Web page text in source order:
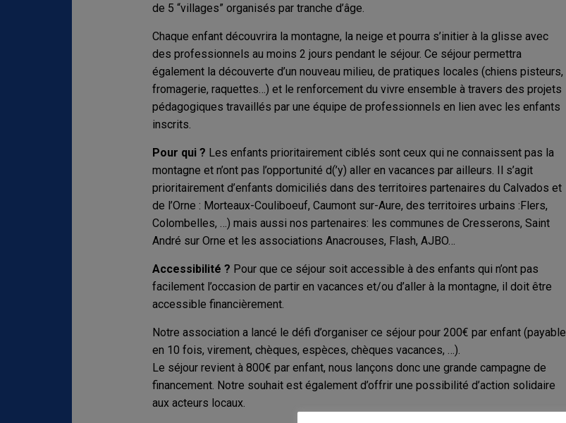
de 5 “villages” organisés par tranche d’âge.
Chaque enfant découvrira la montagne, la neige et pourra s’initier à la glisse avec
des professionnels au moins 2 jours pendant le séjour. Ce séjour permettra
également la découverte d’un nouveau milieu, de pratiques locales (chiens pisteurs,
fromagerie, raquettes…) et le renforcement du vivre ensemble à travers des projets
pédagogiques travaillés par une équipe de professionnels en lien avec les enfants
inscrits.
Pour qui ? Les enfants prioritairement ciblés sont ceux qui ne connaissent pas la
montagne et n’ont pas l’opportunité d(’y) aller en vacances par ailleurs. Il s’agit
prioritairement d’enfants domiciliés dans des territoires partenaires du Calvados et
de l’Orne : Morteaux-Couliboeuf, Caumont sur-Aure, des territoires urbains :Flers,
Colombelles, …) mais aussi nos partenaires: les communes de Cresserons, Saint
André sur Orne et les associations Anacrouses, Flash, AJBO…
Accessibilité ? Pour que ce séjour soit accessible à des enfants qui n’ont pas
facilement l’occasion de partir en vacances et/ou d’aller à la montagne, il doit être
accessible financièrement.
Notre association a lancé le défi d’organiser ce séjour pour 200€ par enfant (payable
en 10 fois, virement, chèques, espèces, chèques vacances, …).
Le séjour revient à 800€ par enfant, nous lançons donc une grande campagne de
financement. Notre souhait est également d’offrir une possibilité d’action solidaire
aux acteurs locaux.